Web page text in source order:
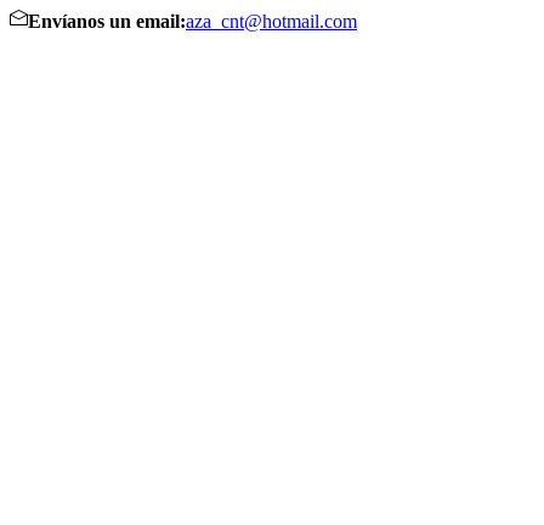
Envíanos un email:aza_cnt@hotmail.com